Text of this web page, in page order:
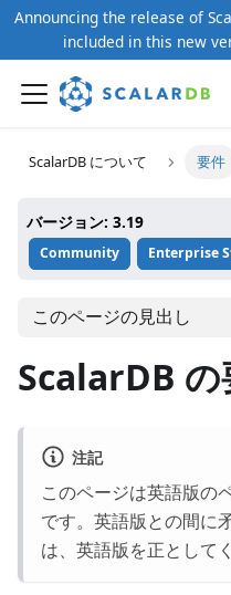
Announcing the release of
included in this new
ScalarDB について 要件
バージョン: 3.19
Community Enterprise
このページの見出し
ScalarDB の
注記
このページは英語版の
です。英語版との間に
は、英語版を正として